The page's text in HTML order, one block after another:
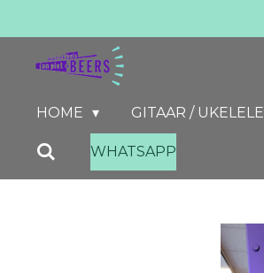
hoofdinhoud
HOME GITAAR / UKELELE
WHATSAPP